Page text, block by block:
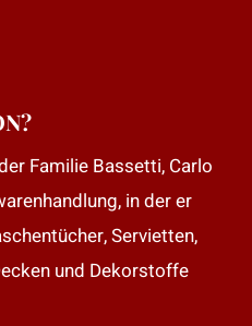
Familie Bassetti, Carlo
in der er
Servietten,
und Dekorstoffe